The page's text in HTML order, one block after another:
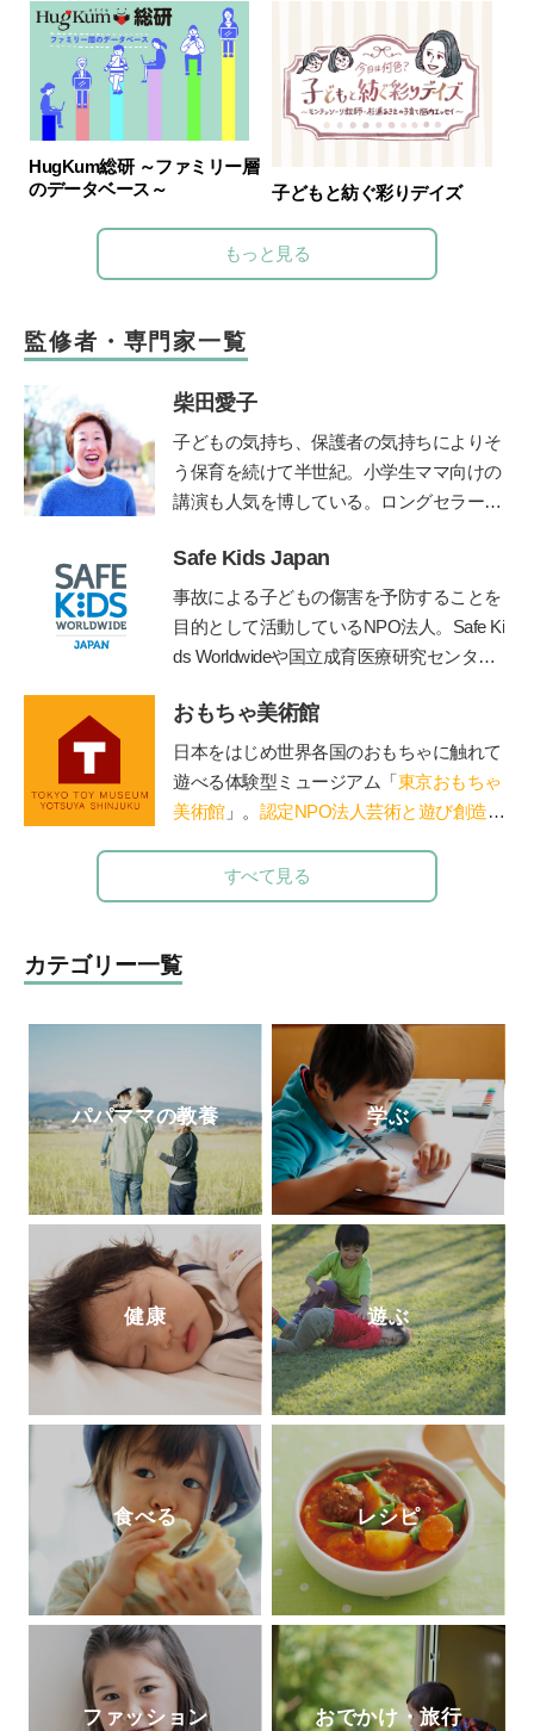
HugKum総研 ～ファミリー層
のデータベース～
子どもと紡ぐ彩りデイズ
もっと見る
監修者・専門家一覧
柴田愛子
子どもの気持ち、保護者の気持ちによりそ
う保育を続けて半世紀。小学生ママ向けの
講演も人気を博している。ロングセラー絵
どものみかた 春夏秋冬』（福音館書
店）、『あなたが自分らしく生きれば、子
どもは幸せに育ちます』（小学館）、親向
けに『保育歴50年！愛子さんの子育てお悩
は、「みんなの学校」の木村泰子さんとの
対談『保育も教育も「教える」から「学
び」に変わらなきゃ』（小学館）。「りん
ごの木」HP http://ringono-ki.org/
Safe Kids Japan
事故による子どもの傷害を予防することを
目的として活動しているNPO法人。Safe Ki
ds Worldwideや国立成育医療研究センタ
子どもの傷害予防に関する様々な活動を行
う。https://safekidsjapan.org/
おもちゃ美術館
日本をはじめ世界各国のおもちゃに触れて
遊べる体験型ミュージアム「東京おもちゃ
美術館」。 認定NPO法人芸術と遊び創造協
子で木のぬくもりに触れる場を提供。長門
や鳥海山木など全国に姉妹館が。おもちゃ
（もくいく）」を広めている。
すべて見る
カテゴリー一覧
パパママの教養 学ぶ
健康 遊ぶ
食べる レシピ
ファッション
おでかけ・旅行